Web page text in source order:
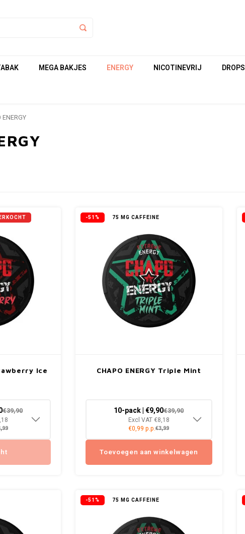
MEGA BAKJES ENERGY NICOTINEVRIJ DROPS
ENERGY
Ice
€39,90
-51% 75 MG CAFFEINE
CHAPO ENERGY Triple Mint
10-pack | €9,90€39,90
Excl VAT €8,18
€0,99 p.p.€3,99
Toevoegen aan winkelwagen
-51% 75 MG CAFFEINE